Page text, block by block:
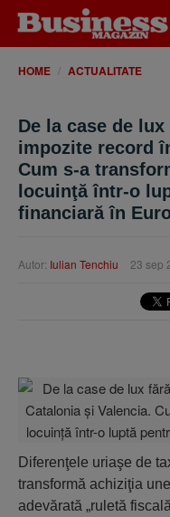
HOME ACTUALITATE
De la case de
impozite record
Cum s-a
locuinţă într-o
financiară în
Autor: Iulian Tenchiu 23 sep
Diferenţele uriaşe de
transformă achiziţia
adevărată „ruletă